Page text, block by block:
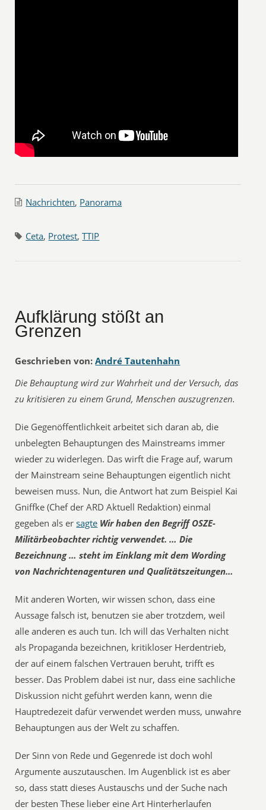
Nachrichten, Panorama
Ceta, Protest,TTIP
Aufklärung stößt an
Grenzen
Geschrieben von: André Tautenhahn
Die Behauptung wird zur Wahrheit und der Versuch, das
zu kritisieren zu einem Grund, Menschen auszugrenzen.
Die Gegenöffentlichkeit arbeitet sich daran ab, die
unbelegten Behauptungen des Mainstreams immer
wieder zu widerlegen. Das wirft die Frage auf, warum
der Mainstream seine Behauptungen eigentlich nicht
beweisen muss. Nun, die Antwort hat zum Beispiel Kai
Gniffke (Chef der ARD Aktuell Redaktion) einmal
gegeben als ersagte Wir haben den Begriff OSZE-
Militärbeobachter richtig verwendet. … Die
Bezeichnung … steht im Einklang mit dem Wording
von Nachrichtenagenturen und Qualitätszeitungen…
Mit anderen Worten, wir wissen schon, dass eine
Aussage falsch ist, benutzen sie aber trotzdem, weil
alle anderen es auch tun. Ich will das Verhalten nicht
als Propaganda bezeichnen, kritikloser Herdentrieb,
der auf einem falschen Vertrauen beruht, trifft es
besser. Das Problem dabei ist nur, dass eine sachliche
Diskussion nicht geführt werden kann, wenn die
Hauptredezeit dafür verwendet werden muss, unwahre
Behauptungen aus der Welt zu schaffen.
Der Sinn von Rede und Gegenrede ist doch wohl
Argumente auszutauschen. Im Augenblick ist es aber
so, dass statt dieses Austauschs und der Suche nach
der besten These lieber eine Art Hinterherlaufen